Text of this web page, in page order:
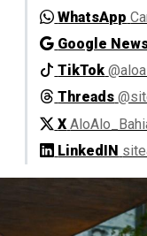
WhatsApp
Google
TikTok
Threads
X
LinkedIN